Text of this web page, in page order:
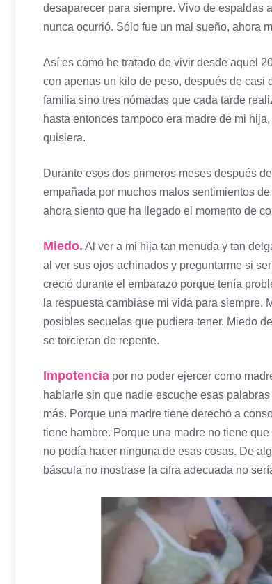
desaparecer para siempre. Vivo de espaldas
nunca ocurrió. Sólo fue un mal sueño, ahora
Así es como he tratado de vivir desde aquel
con apenas un kilo de peso, después de casi
familia sino tres nómadas que cada tarde
hasta entonces tampoco era madre de mi
quisiera.
Durante esos dos primeros meses después
empañada por muchos malos sentimientos
ahora siento que ha llegado el momento de
Miedo. Al ver a mi hija tan menuda y tan
al ver sus ojos achinados y preguntarme si
creció durante el embarazo porque tenía
la respuesta cambiase mi vida para
posibles secuelas que pudiera tener. Miedo
se torcieran de repente.
Impotencia por no poder ejercer como
hablarle sin que nadie escuche esas
más. Porque una madre tiene derecho a
tiene hambre. Porque una madre no tiene
no podía hacer ninguna de esas cosas. De
báscula no mostrase la cifra adecuada no